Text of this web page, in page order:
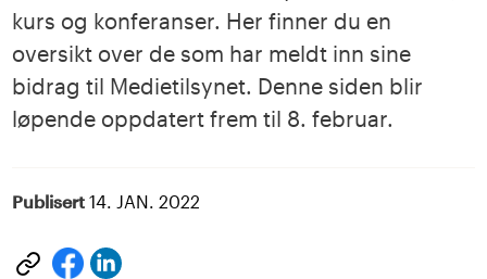
kurs og konferanser. Her finner du en
oversikt over de som har meldt inn sine
bidrag til Medietilsynet. Denne siden blir
løpende oppdatert frem til 8. februar.
Publisert 14. JAN. 2022
Del Del